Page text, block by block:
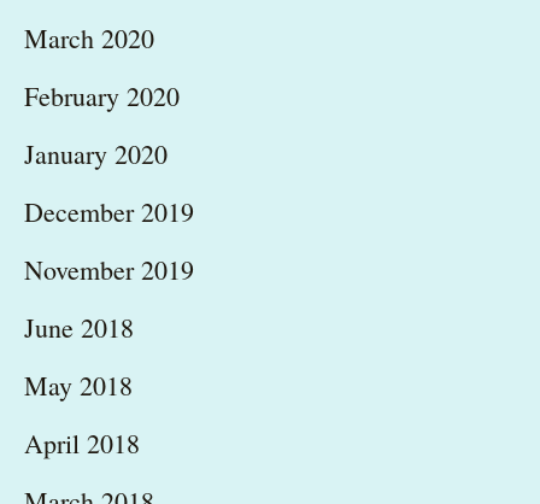
March 2020
February 2020
January 2020
December 2019
November 2019
June 2018
May 2018
April 2018